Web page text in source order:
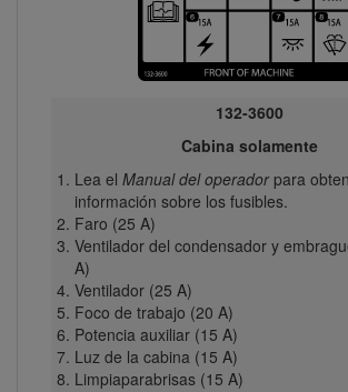
132-3600
Cabina solamente
Lea el Manual del operadorpara
información sobre los fusibles.
Faro (25 A)
Ventilador del condensador y
A)
Ventilador (25 A)
Foco de trabajo (20 A)
Potencia auxiliar (15 A)
Luz de la cabina (15 A)
Limpiaparabrisas (15 A)